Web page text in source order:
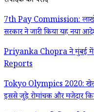
7th Pay Commission: लाखों
सरकार ने जारी किया यह नया
Priyanka Chopra ने मुंबई में
Reports
Tokyo Olympics 2020:
इससे जुड़े रोमांचक और मजेदार